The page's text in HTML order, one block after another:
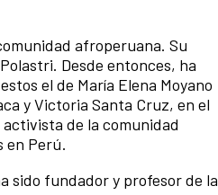
afroperuana. Su
Desde entonces, ha
el de María Elena Moyano
y Victoria Santa Cruz, en el
de la comunidad
en Perú.
sido fundador y profesor de la